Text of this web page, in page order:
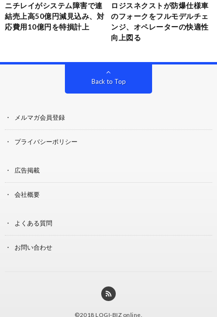
ニチレイがシステム障害で連
結売上高50億円減見込み、対
応費用10億円を特損計上
ロジスネクストが防爆仕様車
のフォークをフルモデルチェ
ンジ、オペレーターの快適性
向上図る
Back to Top
メルマガ会員登録
プライバシーポリシー
広告掲載
会社概要
よくある質問
お問い合わせ
©2018 LOGI-BIZ online